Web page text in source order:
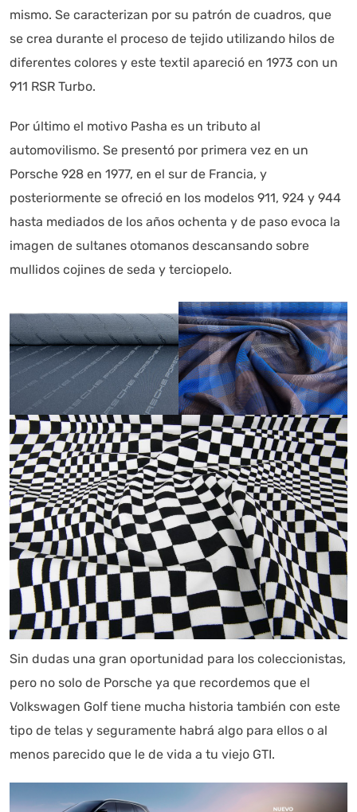
mismo. Se caracterizan por su patrón de cuadros, que
se crea durante el proceso de tejido utilizando hilos de
diferentes colores y este textil apareció en 1973 con un
911 RSR Turbo.
Por último el motivo Pasha es un tributo al
automovilismo. Se presentó por primera vez en un
Porsche 928 en 1977, en el sur de Francia, y
posteriormente se ofreció en los modelos 911, 924 y 944
hasta mediados de los años ochenta y de paso evoca la
imagen de sultanes otomanos descansando sobre
mullidos cojines de seda y terciopelo.
Sin dudas una gran oportunidad para los coleccionistas,
pero no solo de Porsche ya que recordemos que el
Volkswagen Golf tiene mucha historia también con este
tipo de telas y seguramente habrá algo para ellos o al
menos parecido que le de vida a tu viejo GTI.